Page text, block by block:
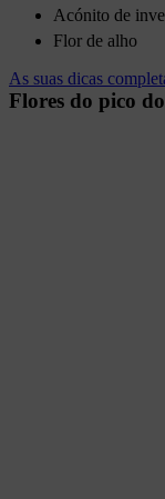
Acónito de
Flor de alho
As suas dicas
Flores do pico